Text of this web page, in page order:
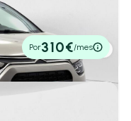
(0)
Por310€/mes